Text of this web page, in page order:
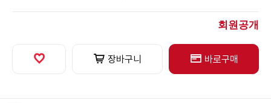
회원공개
장바구니 바로구매